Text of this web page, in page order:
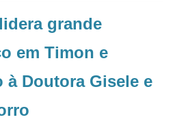
grande
em Timon e
Doutora Gisele e